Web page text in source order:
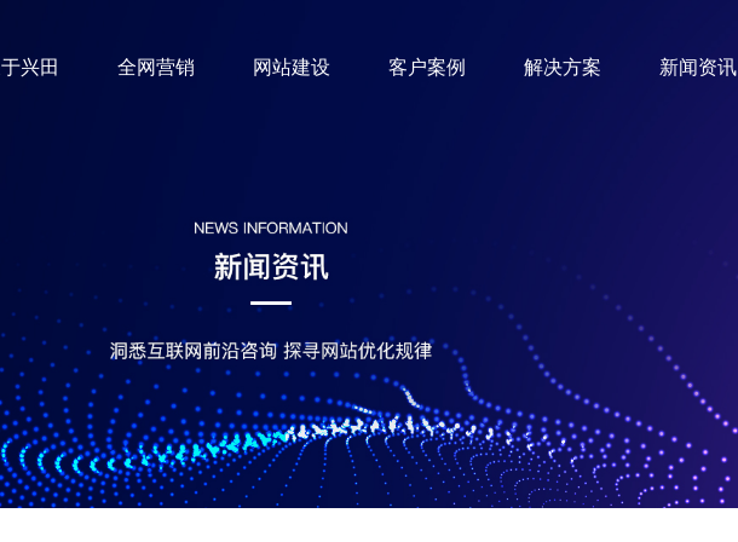
兴田 全网营销 网站建设 客户案例 解决方案 新闻资讯